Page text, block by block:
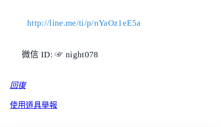
http://line.me/ti/p/nYaOz1eE5a
微信 ID: ☞ night078
回復
使用道具舉報